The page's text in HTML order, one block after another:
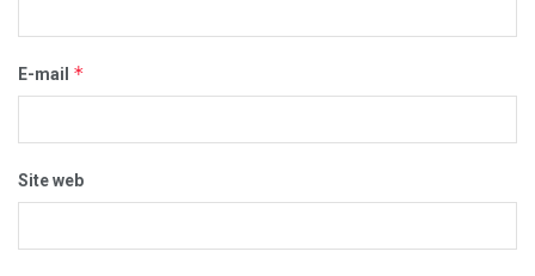
E-mail *
Site web